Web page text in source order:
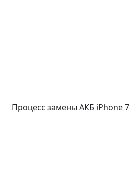
Процесс замены АКБ iPhone 7